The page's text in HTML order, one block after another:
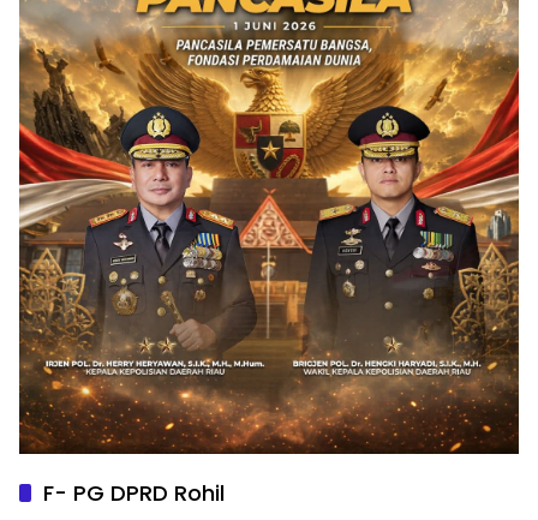
F- PG DPRD Rohil